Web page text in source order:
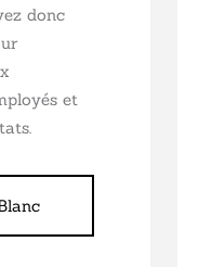
donc
et